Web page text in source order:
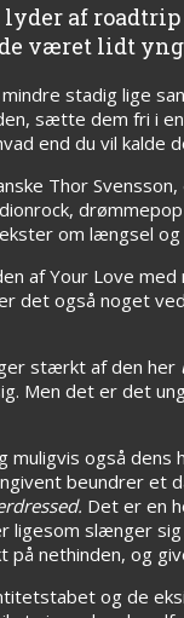
lyder af
været lidt
stadig lige
sætte dem fri i
end du vil
Thor
om længsel
af Your Love
er det også noget
stærkt af den her
Men det er det
muligvis også
beundrer et
Det er en
slænger
på nethinden, og
og de